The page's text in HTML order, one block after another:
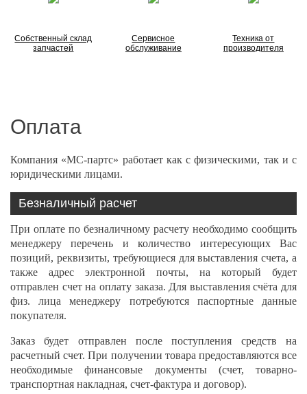
Собственный склад
запчастей
Сервисное
обслуживание
Техника от
производителя
Оплата
Компания «МС-партс» работает как с физическими, так и с
юридическими лицами.
Безналичный расчет
При оплате по безналичному расчету необходимо сообщить
менеджеру перечень и количество интересующих Вас
позиций, реквизиты, требующиеся для выставления счета, а
также адрес электронной почты, на который будет
отправлен счет на оплату заказа. Для выставления счёта для
физ. лица менеджеру потребуются паспортные данные
покупателя.
Заказ будет отправлен после поступления средств на
расчетный счет. При получении товара предоставляются все
необходимые финансовые документы (счет, товарно-
транспортная накладная, счет-фактура и договор).